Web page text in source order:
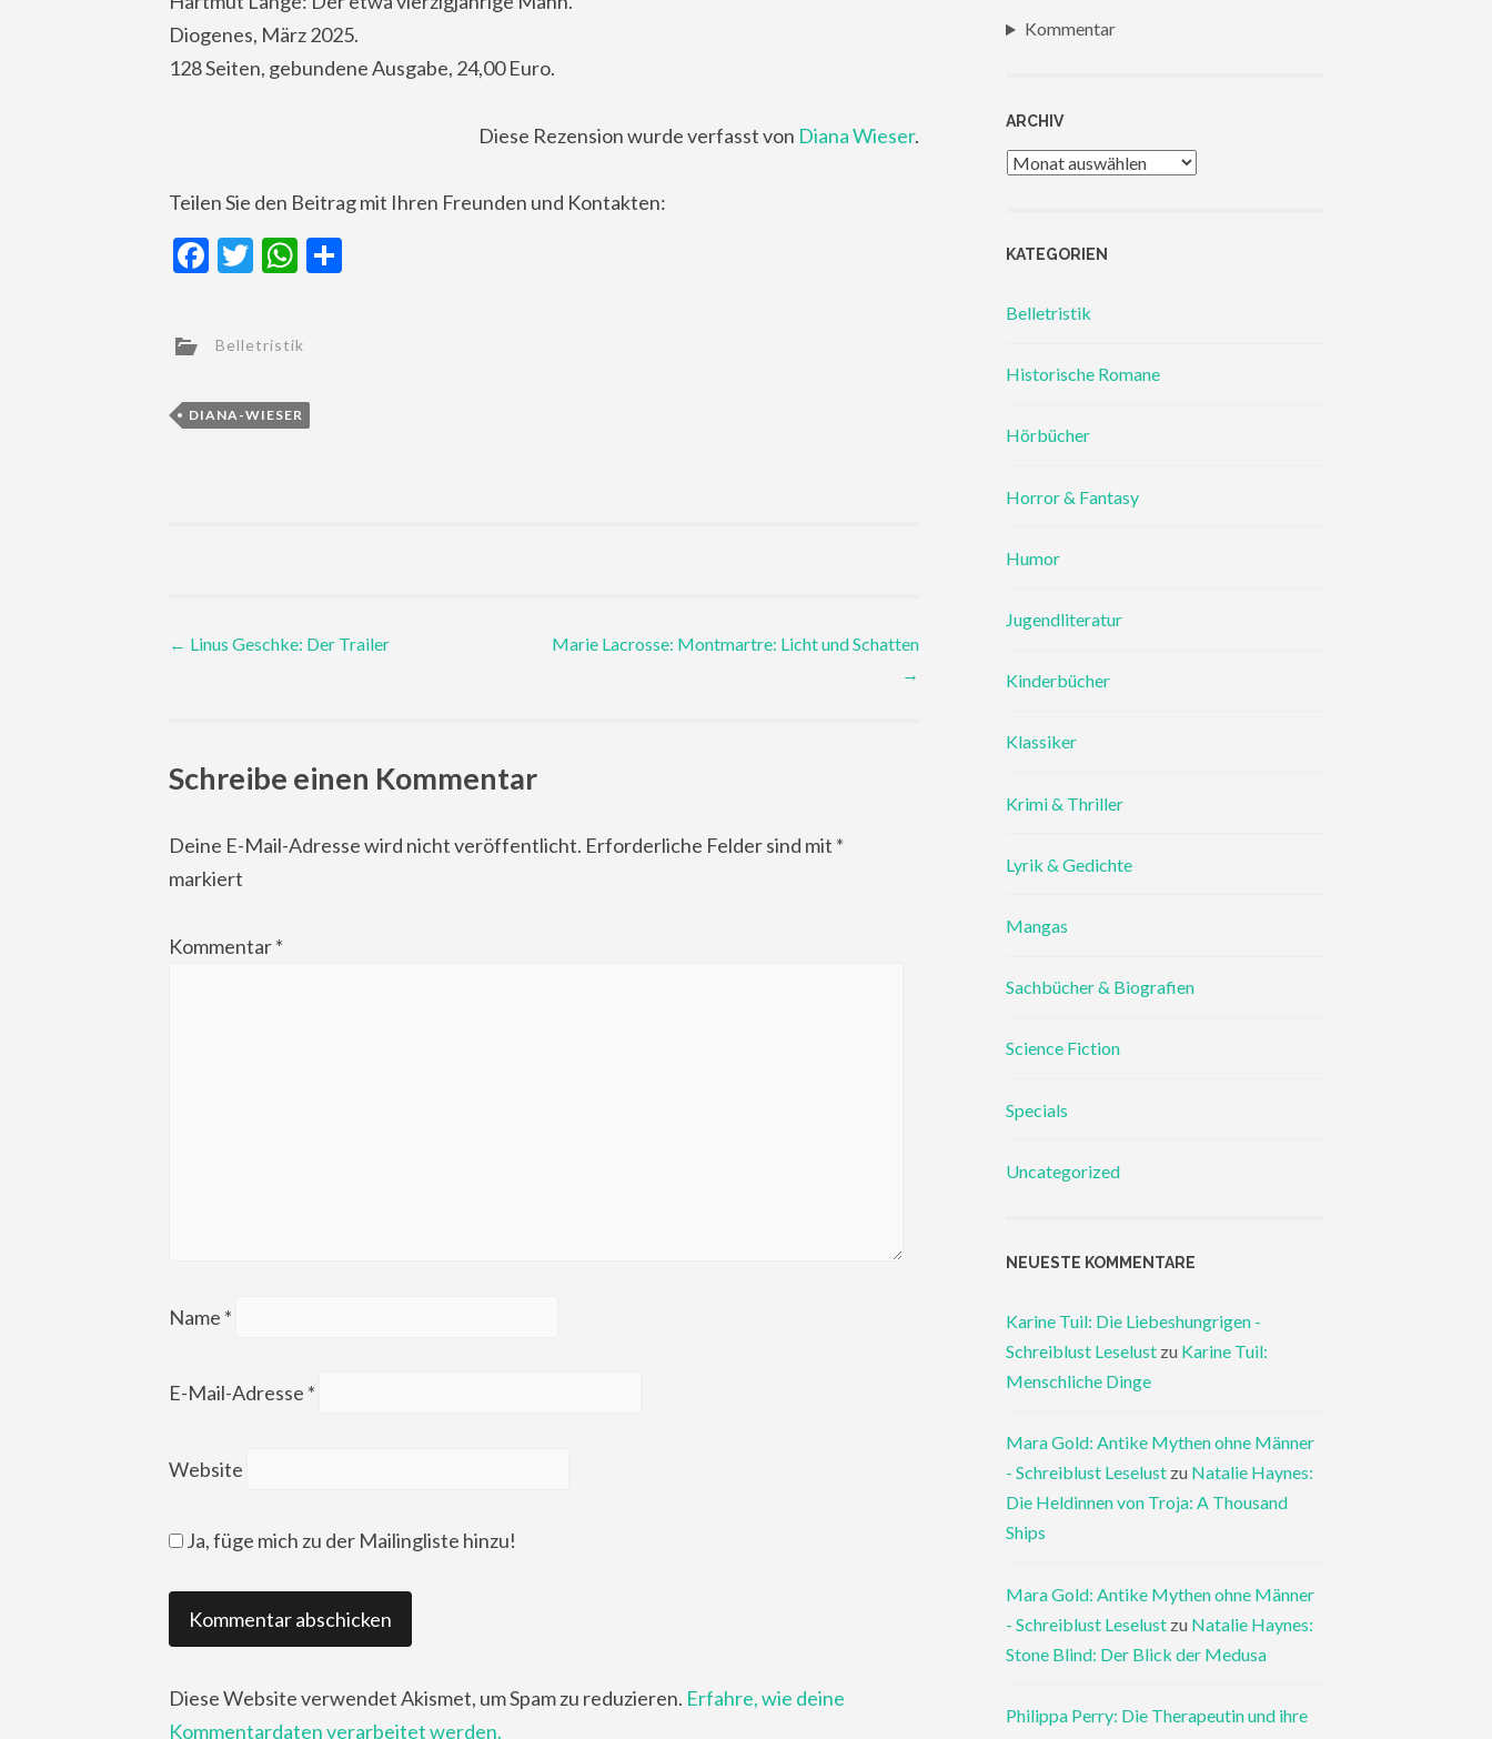
Diogenes, März 2025.
128 Seiten, gebundene Ausgabe, 24,00 Euro.
Diese Rezension wurde verfasst von Diana Wieser.
Teilen Sie den Beitrag mit Ihren Freunden und Kontakten:
Facebook
TwitterWhatsApp
Belletristik
DIANA-WIESER
Post
← Linus Geschke: Der Trailer
Marie Lacrosse: Montmartre: Licht und Schatten
→
Schreibe einen Kommentar
Deine E-Mail-Adresse wird nicht veröffentlicht. Erforderliche Felder sind mit *
markiert
Kommentar*
Name *
E-Mail-Adresse *
Website
Ja, füge mich zu der Mailingliste hinzu!
Diese Website verwendet Akismet, um Spam zu reduzieren. Erfahre, wie deine
Kommentardaten verarbeitet werden.
Kommentar
ARCHIV
Archiv
KATEGORIEN
Belletristik
Historische Romane
Hörbücher
Horror & Fantasy
Humor
Jugendliteratur
Kinderbücher
Klassiker
Krimi & Thriller
Lyrik & Gedichte
Mangas
Sachbücher & Biografien
Science Fiction
Specials
Uncategorized
NEUESTE KOMMENTARE
Karine Tuil: Die Liebeshungrigen -
Schreiblust Leselust zu Karine Tuil:
Menschliche Dinge
Mara Gold: Antike Mythen ohne Männer
- Schreiblust Leselust zu Natalie Haynes:
Die Heldinnen von Troja: A Thousand
Ships
Mara Gold: Antike Mythen ohne Männer
- Schreiblust Leselust zu Natalie Haynes:
Stone Blind: Der Blick der Medusa
Philippa Perry: Die Therapeutin und ihre